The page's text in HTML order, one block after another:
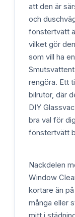
att den är
och
fönstertvätt
vilket gör
som vill ha
rengöra. Ett
bilrutor, där
DIY
bra val för
fönstertvätt
Nackdelen
Window
kortare än
många eller